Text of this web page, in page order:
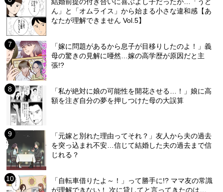
ん」と「オムライス」から始まる小さな違和感【あ
なたが理解できません Vol.5】
「嫁に問題があるから息子が目移りしたのよ！」義
母の驚きの見解に唖然…嫁の高学歴が原因だと主
張!?
「私が絶対に娘の可能性を開花させる…！」娘に高
額を注ぎ自分の夢を押しつけた母の大誤算
「元嫁と別れた理由ってそれ？」友人から夫の過去
を突っ込まれ不安…信じて結婚した夫の過去まで信
じれる？
「自転車借りたよ～！」って勝手に!? ママ友の常識
が理解できない！ 次に貸してと言ってきたのは…